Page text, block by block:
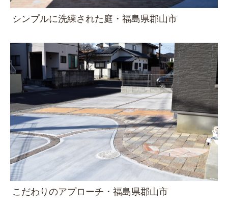
シンプルに洗練された庭・福島県郡山市
こだわりのアプローチ・福島県郡山市